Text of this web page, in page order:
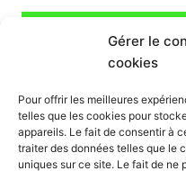
Gérer le
cookies
Pour offrir les meilleures
telles que les cookies pour
appareils. Le fait de consentir à
traiter des données telles que le
uniques sur ce site. Le fait de ne
Mon compte
Nous contacter